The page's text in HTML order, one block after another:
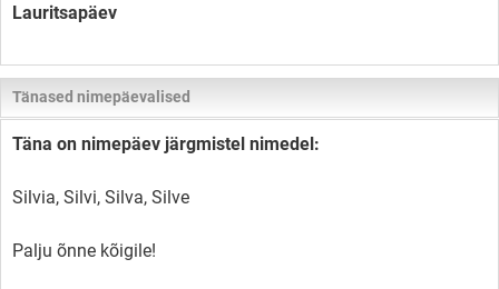
Lauritsapäev
Tänased nimepäevalised
Täna on nimepäev järgmistel nimedel:
Silvia, Silvi, Silva, Silve
Palju õnne kõigile!